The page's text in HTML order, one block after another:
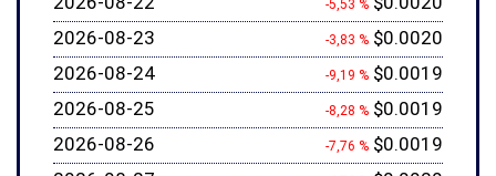
-5,53 %
2026-08-23
-3,83 % $0.0020
2026-08-24
-9,19 % $0.0019
2026-08-25
-8,28 % $0.0019
2026-08-26
-7,76 % $0.0019